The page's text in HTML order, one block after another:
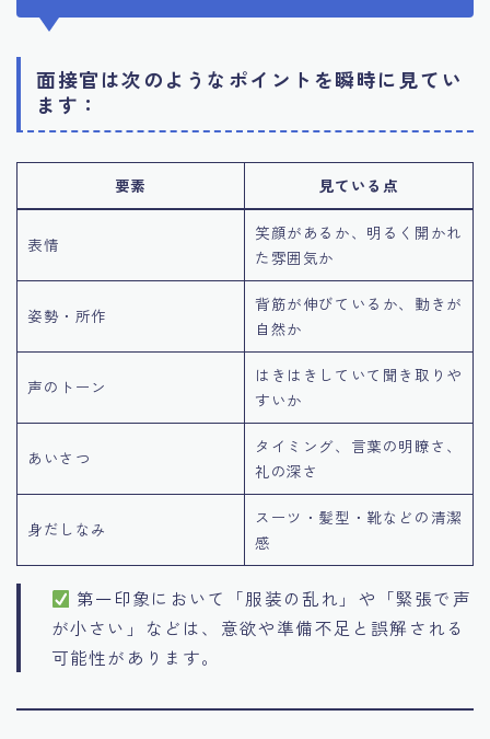
面接官は次のようなポイントを瞬時に見てい
ます：
要素 見ている点
表情
笑顔があるか、明るく開かれ
た雰囲気か
姿勢・所作
背筋が伸びているか、動きが
自然か
声のトーン
はきはきしていて聞き取りや
すいか
あいさつ
タイミング、言葉の明瞭さ、
礼の深さ
身だしなみ
スーツ・髪型・靴などの清潔
感
第一印象において「服装の乱れ」や「緊張で声
が小さい」などは、意欲や準備不足と誤解される
可能性があります。